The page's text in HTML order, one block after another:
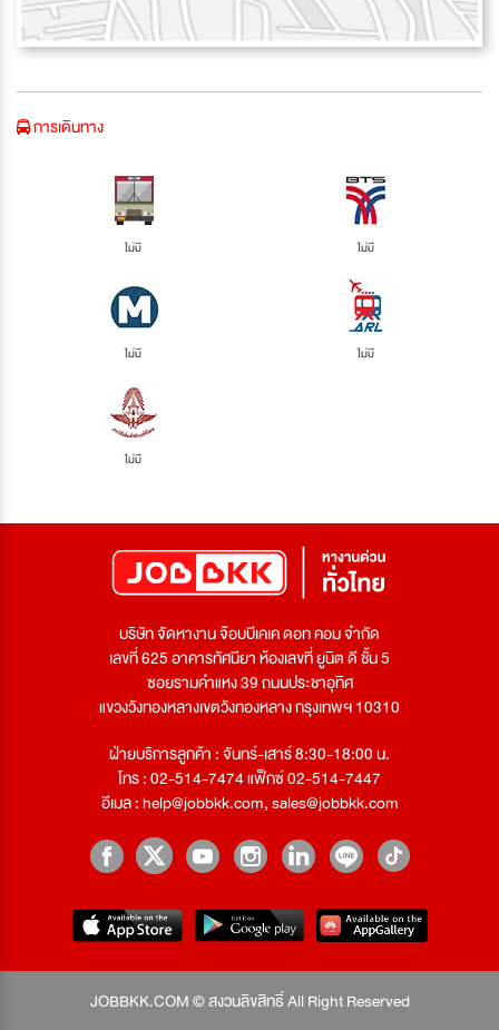
การเดินทาง
ไม่มี ไม่มี
ไม่มี ไม่มี
ไม่มี
บริษัท จัดหางาน จ๊อบบีเคเค ดอท คอม จำกัด
เลขที่ 625 อาคารทัศนียา ห้องเลขที่ ยูนิต ดี ชั้น 5
ซอยรามคำแหง 39 ถนนประชาอุทิศ
แขวงวังทองหลางเขตวังทองหลาง กรุงเทพฯ 10310
ฝ่ายบริการลูกค้า : จันทร์-เสาร์ 8:30-18:00 น.
โทร : 02-514-7474 แฟ็กซ์ 02-514-7447
อีเมล :help@jobbkk.com,sales@jobbkk.com
JOBBKK.COM © สงวนลิขสิทธิ์ All Right Reserved